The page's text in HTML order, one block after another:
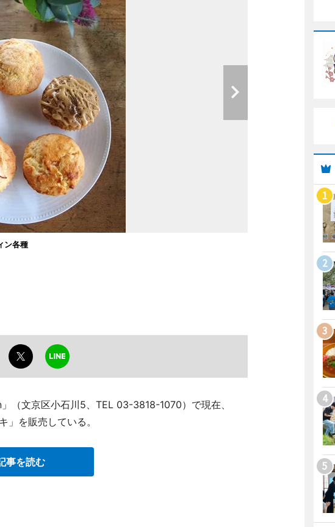
ン各種
（文京区小石川5、TEL 03-3818-1070）で現在、
」を販売している。
事を読む